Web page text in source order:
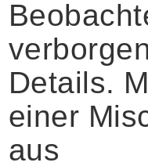
Details.
einer
aus